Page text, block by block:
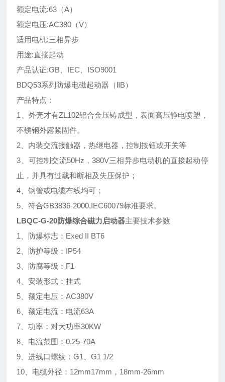
额定电流:63（A）
额定电压:AC380（V）
适用电机:三相异步
用途:直接起动
产品认证:GB、IEC、ISO9001
BDQ53系列防爆电磁起动器（ⅡB）
产品特点：
1、外壳才有ZL102铝合金压铸成型，表面高压静电喷塑，
不锈钢外露紧固件。
2、内装交流接触器，热继电器，控制按钮或开关等
3、可控制交流50Hz，380V三相异步电动机的直接起动停
止，并具有过载和断相及失压保护；
4、钢管或电缆布线均可；
5、符合GB3836-2000,IEC60079标准要求。
LBQC-G-20防爆综合磁力启动器主要技术参数
1、防爆标志：Exed II BT6
2、防护等级：IP54
3、防腐等级：F1
4、安装形式：挂式
5、额定电压：AC380V
6、额定电流：电流63A
7、功率：对大功率30KW
8、电流范围：0.25-70A
9、进线口螺纹：G1、G1 1/2
10、电缆外径：12mm17mm，18mm-26mm